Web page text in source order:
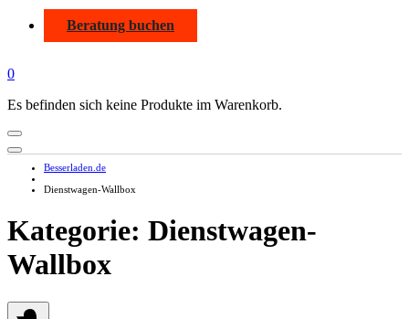
Beratung buchen
0
Es befinden sich keine Produkte im Warenkorb.
Besserladen.de
Dienstwagen-Wallbox
Kategorie: Dienstwagen-
Wallbox